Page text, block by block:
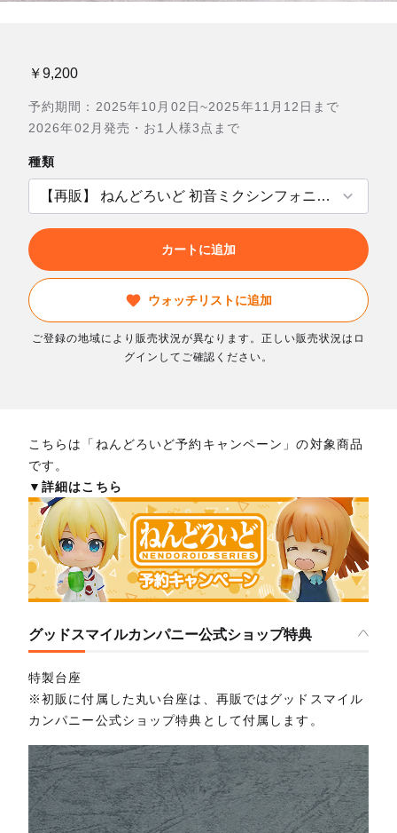
￥9,200
予約期間：2025年10月02日~2025年11月12日まで
2026年02月発売・お1人様3点まで
種類
カートに追加
ウォッチリストに追加
ご登録の地域により販売状況が異なります。正しい販売状況はロ
グインしてご確認ください。
こちらは「ねんどろいど予約キャンペーン」の対象商品
です。
▼詳細はこちら
グッドスマイルカンパニー公式ショップ特典
特製台座
※初販に付属した丸い台座は、再販ではグッドスマイル
カンパニー公式ショップ特典として付属します。